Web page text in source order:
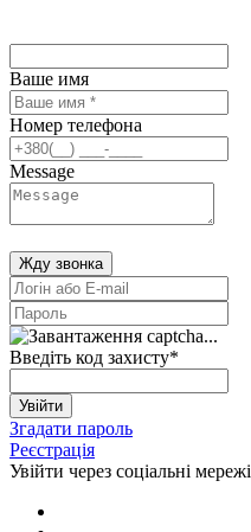
Ваше имя
Номер телефона
Message
Жду звонка
Введіть код захисту*
Увійти
Згадати пароль
Реєстрація
Увійти через соціальні мережі